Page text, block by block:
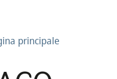
principale